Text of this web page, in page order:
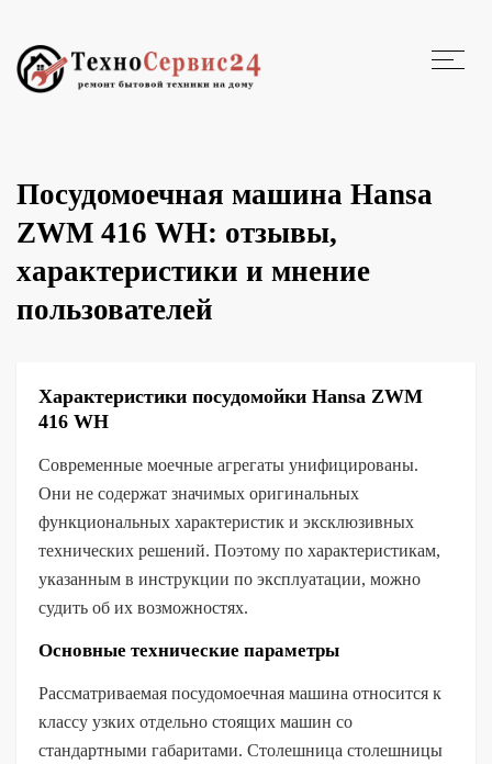
Посудомоечная машина Hansa
ZWM 416 WH: отзывы,
характеристики и мнение
пользователей
Характеристики посудомойки Hansa ZWM
416 WH
Современные моечные агрегаты унифицированы.
Они не содержат значимых оригинальных
функциональных характеристик и эксклюзивных
технических решений. Поэтому по характеристикам,
указанным в инструкции по эксплуатации, можно
судить об их возможностях.
Основные технические параметры
Рассматриваемая посудомоечная машина относится к
классу узких отдельно стоящих машин со
стандартными габаритами. Столешница столешницы